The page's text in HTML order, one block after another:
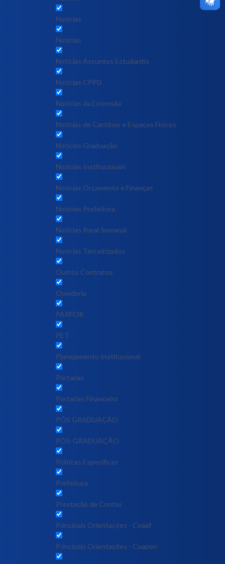
Notícias
Notícias
Notícias Assuntos Estudantis
Notícias CPPD
Notícias da Extensão
Notícias de Cantinas e Espaços Físicos
Notícias Graduação
Notícias Institucionais
Notícias Orçamento e Finanças
Notícias Prefeitura
Notícias Rural Semanal
Notícias Terceirizados
Outros Contratos
Ouvidoria
PARFOR
PET
Planejamento Institucional
Portarias
Portarias Financeiro
PÓS GRADUAÇÃO
PÓS-GRADUAÇÃO
Práticas Específicas
Prefeitura
Prestação de Contas
Principais Orientações - Coaaf
Principais Orientações - Coapen